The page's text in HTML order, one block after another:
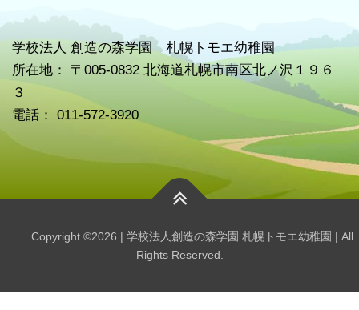
学校法人 創造の森学園 札幌トモエ幼稚園
所在地： 〒005-0832 北海道札幌市南区北ノ沢１９６
３
電話： 011-572-3920
Copyright ©2026 | 学校法人創造の森学園 札幌トモエ幼稚園 | All
Rights Reserved.